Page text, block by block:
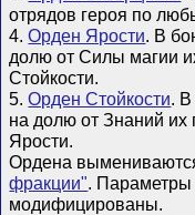
отрядов героя по
4.Орден Ярости. В
долю от Силы магии
Стойкости.
5.Орден Стойкости. В
на долю от Знаний
Ярости.
Ордена
фракции". Параметры
модифицированы.